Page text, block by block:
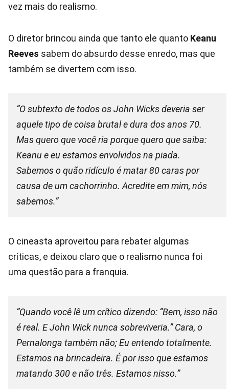
vez mais do realismo.
O diretor brincou ainda que tanto ele quanto Keanu
Reeves sabem do absurdo desse enredo, mas que
também se divertem com isso.
“O subtexto de todos os John Wicks deveria ser
aquele tipo de coisa brutal e dura dos anos 70.
Mas quero que você ria porque quero que saiba:
Keanu e eu estamos envolvidos na piada.
Sabemos o quão ridículo é matar 80 caras por
causa de um cachorrinho. Acredite em mim, nós
sabemos.”
O cineasta aproveitou para rebater algumas
críticas, e deixou claro que o realismo nunca foi
uma questão para a franquia.
“Quando você lê um crítico dizendo: “Bem, isso não
é real. E John Wick nunca sobreviveria.” Cara, o
Pernalonga também não; Eu entendo totalmente.
Estamos na brincadeira. É por isso que estamos
matando 300 e não três. Estamos nisso.”